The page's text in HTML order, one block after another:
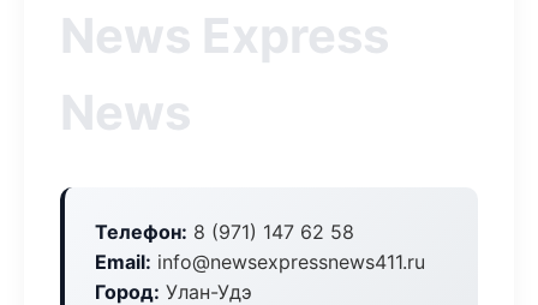
News Express
News
Телефон: 8 (971) 147 62 58
Email: info@newsexpressnews411.ru
Город: Улан-Удэ